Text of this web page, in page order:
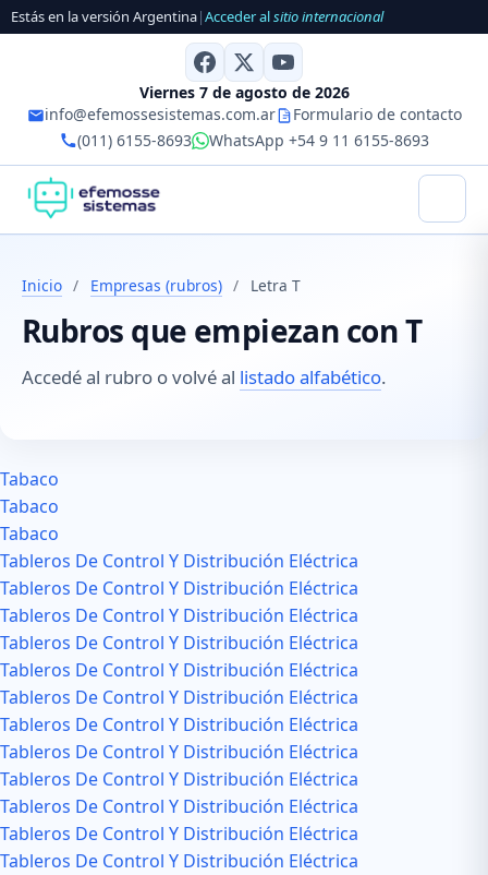
Estás en la versión Argentina|Acceder alsitio internacional
Viernes 7 de agosto de 2026
info@efemossesistemas.com.ar
Formulario de contacto
(011) 6155-8693
WhatsApp +54 9 11 6155-8693
Inicio / Empresas (rubros) / Letra T
Rubros que empiezan con T
Accedé al rubro o volvé al listado alfabético.
Tabaco
Tabaco
Tabaco
Tableros De Control Y Distribución Eléctrica
Tableros De Control Y Distribución Eléctrica
Tableros De Control Y Distribución Eléctrica
Tableros De Control Y Distribución Eléctrica
Tableros De Control Y Distribución Eléctrica
Tableros De Control Y Distribución Eléctrica
Tableros De Control Y Distribución Eléctrica
Tableros De Control Y Distribución Eléctrica
Tableros De Control Y Distribución Eléctrica
Tableros De Control Y Distribución Eléctrica
Tableros De Control Y Distribución Eléctrica
Tableros De Control Y Distribución Eléctrica